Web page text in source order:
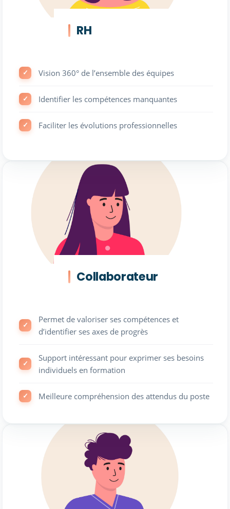
Collaborateur
Permet de valoriser ses compétences et
d’identifier ses axes de progrès
Support intéressant pour exprimer ses besoins
individuels en formation
Meilleure compréhension des attendus du poste
RH
Vision 360° de l’ensemble des équipes
Identifier les compétences manquantes
Faciliter les évolutions professionnelles